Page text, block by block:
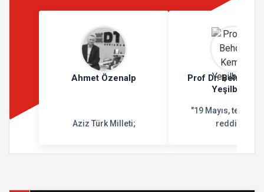
Ahmet Özenalp
Aziz Türk Milleti;
Prof Dr. Behçet
Yeşilbursa
"19 Mayıs,
reddidir"